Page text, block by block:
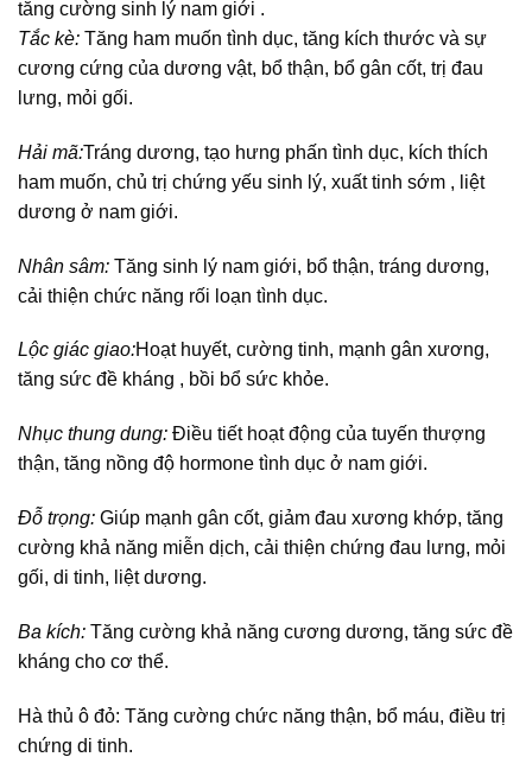
tăng cường sinh lý nam giới .
Tắc kè: Tăng ham muốn tình dục, tăng kích thước và sự
cương cứng của dương vật, bổ thận, bổ gân cốt, trị đau
lưng, mỏi gối.
Hải mã:Tráng dương, tạo hưng phấn tình dục, kích thích
ham muốn, chủ trị chứng yếu sinh lý, xuất tinh sớm , liệt
dương ở nam giới.
Nhân sâm: Tăng sinh lý nam giới, bổ thận, tráng dương,
cải thiện chức năng rối loạn tình dục.
Lộc giác giao:Hoạt huyết, cường tinh, mạnh gân xương,
tăng sức đề kháng , bồi bổ sức khỏe.
Nhục thung dung: Điều tiết hoạt động của tuyến thượng
thận, tăng nồng độ hormone tình dục ở nam giới.
Đỗ trọng: Giúp mạnh gân cốt, giảm đau xương khớp, tăng
cường khả năng miễn dịch, cải thiện chứng đau lưng, mỏi
gối, di tinh, liệt dương.
Ba kích: Tăng cường khả năng cương dương, tăng sức đề
kháng cho cơ thể.
Hà thủ ô đỏ: Tăng cường chức năng thận, bổ máu, điều trị
chứng di tinh.